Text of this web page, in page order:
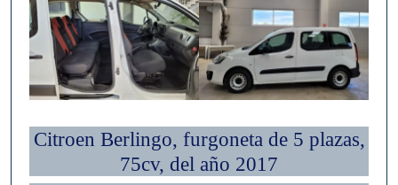
Citroen Berlingo, furgoneta de 5 plazas,
75cv, del año 2017